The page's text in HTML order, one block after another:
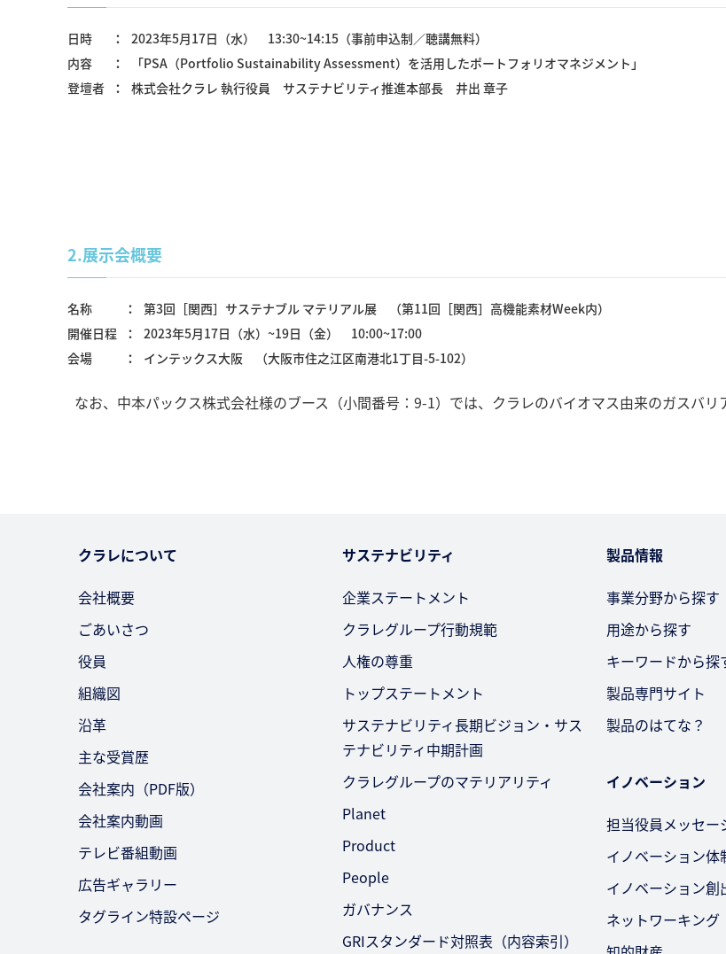
日時
2023年5月17日（水） 13:30~14:15（事前申込制／聴講無料）
内容
「PSA（Portfolio Sustainability Assessment）を活用したポートフォリオマネジメント」
登壇者
株式会社クラレ 執行役員 サステナビリティ推進本部長 井出 章子
2.展示会概要
名称
第3回［関西］サステナブル マテリアル展 （第11回［関西］高機能素材Week内）
開催日程
2023年5月17日（水）~19日（金） 10:00~17:00
会場
インテックス大阪 （大阪市住之江区南港北1丁目-5-102）
なお、中本パックス株式会社様のブース（小間番号：9-1）では、クラレのバイオマス由来のガスバリ
クラレについて
会社概要
ごあいさつ
役員
組織図
沿革
主な受賞歴
会社案内（PDF版）
会社案内動画
テレビ番組動画
広告ギャラリー
タグライン特設ページ
サステナビリティ
企業ステートメント
クラレグループ行動規範
人権の尊重
トップステートメント
サステナビリティ長期ビジョン・サス
テナビリティ中期計画
クラレグループのマテリアリティ
Planet
Product
People
ガバナンス
GRIスタンダード対照表（内容索引）
製品情報
事業分野から探す
用途から探す
キーワードから探
製品専門サイト
製品のはてな？
イノベーション
担当役員メッセー
イノベーション体
イノベーション創
ネットワーキング